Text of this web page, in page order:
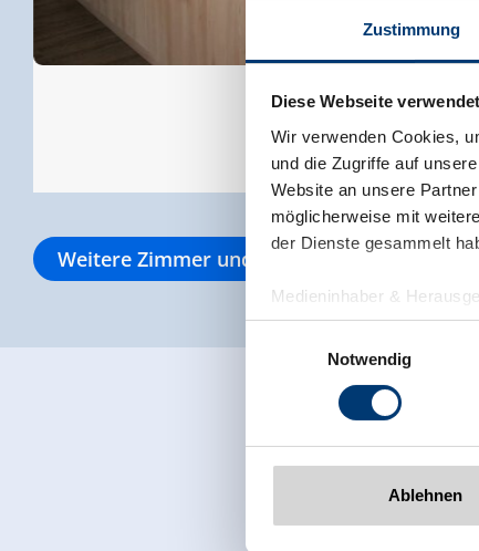
Zustimmung
Diese Webseite
Wir verwenden Cookies,
und die Zugriffe auf
Website an unsere
möglicherweise mit
der Dienste gesammelt
Medieninhaber &
Zeller Bergbahnen
Rohr 23// A-6280 Zell am
www.zillertalarena.com
Notwendig
Ablehnen
Weitere Zimmer und Appartements